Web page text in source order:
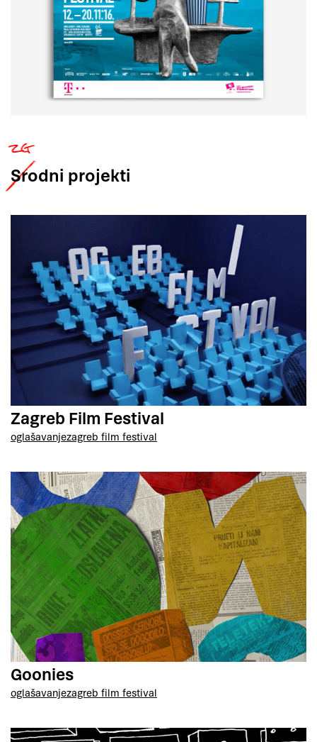
Srodni projekti
Zagreb Film Festival
oglašavanjezagreb film festival
Goonies
oglašavanjezagreb film festival